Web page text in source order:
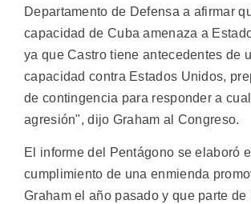
Departamento de Defensa a afirmar
capacidad de Cuba amenaza a
ya que Castro tiene antecedentes de
capacidad contra Estados Unidos,
de contingencia para responder a
agresión", dijo Graham al Congreso.
El informe del Pentágono se elaboró
cumplimiento de una enmienda
Graham el año pasado y que parte de